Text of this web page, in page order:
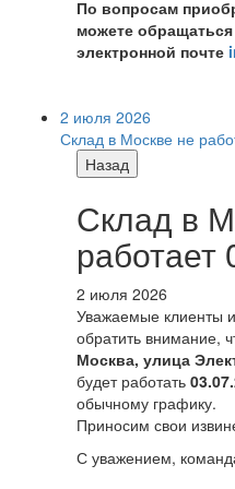
По вопросам
можете
электронной почте
2 июля 2026
Склад в Москве не
Назад
Склад в
работает
2 июля 2026
Уважаемые клиенты
обратить внимание,
Москва, улица
будет работать
обычному графику.
Приносим свои
С уважением,